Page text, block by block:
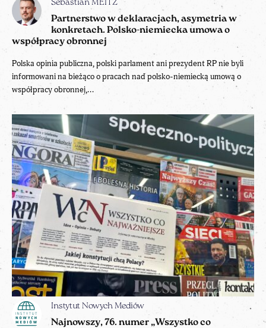
Sebastian MEITZ
Partnerstwo w deklaracjach, asymetria w
konkretach. Polsko-niemiecka umowa o
współpracy obronnej
Polska opinia publiczna, polski parlament ani prezydent RP nie byli
informowani na bieżąco o pracach nad polsko-niemiecką umową o
współpracy obronnej,...
Instytut Nowych Mediów
Najnowszy, 76. numer „Wszystko co